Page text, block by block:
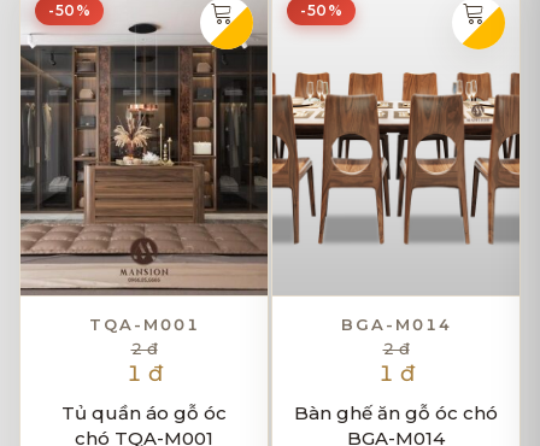
-50%
TQA-M001
2 đ
1 đ
Tủ quần áo gỗ óc
chó TQA-M001
-50%
BGA-M014
2 đ
1 đ
Bàn ghế ăn gỗ óc chó
BGA-M014